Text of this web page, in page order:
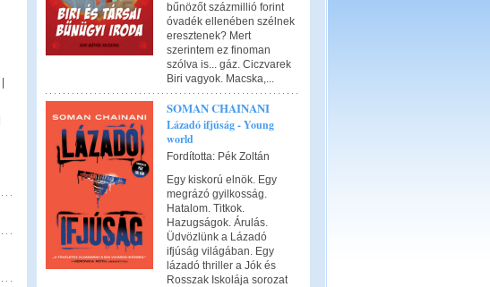
bűnözőt százmillió forint
óvadék ellenében szélnek
eresztenek? Mert
szerintem ez finoman
szólva is... gáz. Ciczvarek
Biri vagyok. Macska,...
SOMAN CHAINANI
Lázadó ifjúság - Young
world
Fordította: Pék Zoltán
Egy kiskorú elnök. Egy
megrázó gyilkosság.
Hatalom. Titkok.
Hazugságok. Árulás.
Üdvözlünk a Lázadó
ifjúság világában. Egy
lázadó thriller a Jók és
Rosszak Iskolája sorozat